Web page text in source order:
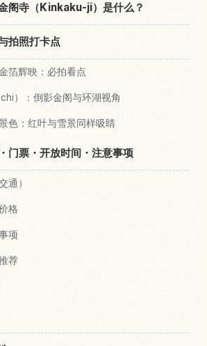
阁寺（Kinkaku-ji）是什么？
拍照打卡点
箔辉映：必拍看点
）：倒影金阁与环湖视角
色：红叶与雪景同样吸睛
门票・开放时间・注意事项
通）
格
项
荐